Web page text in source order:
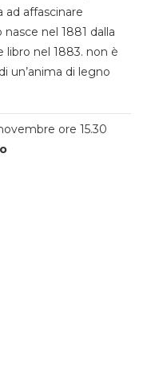
ad affascinare
nel 1881 dalla
libro nel 1883. non è
un’anima di legno
ore 15.30